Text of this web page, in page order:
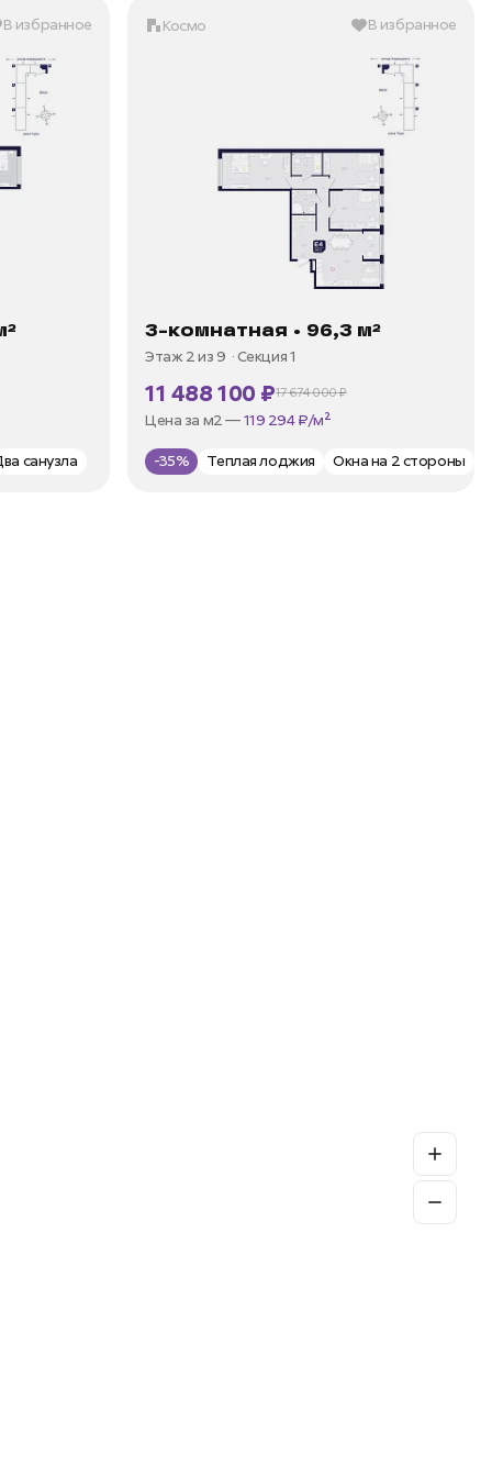
В избранное
Два санузла
Космо В избранное
3-комнатная • 96,3 м²
Этаж 2 из 9 Секция 1
11 488 100 ₽17 674 000 ₽
В ипотеку —от 35 973 ₽/мес
-35%
Теплая лоджия Окна на 2 стороны